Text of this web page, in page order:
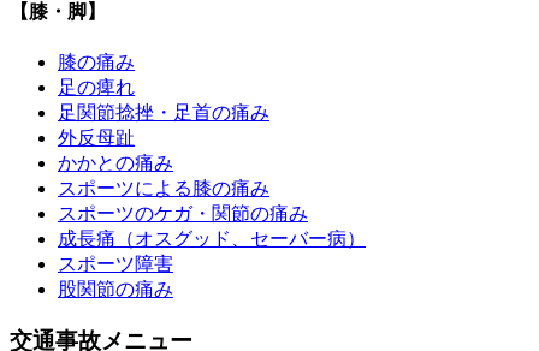
【膝・脚】
膝の痛み
足の痺れ
足関節捻挫・足首の痛み
外反母趾
かかとの痛み
スポーツによる膝の痛み
スポーツのケガ・関節の痛み
成長痛（オスグッド、セーバー病）
スポーツ障害
股関節の痛み
交通事故メニュー